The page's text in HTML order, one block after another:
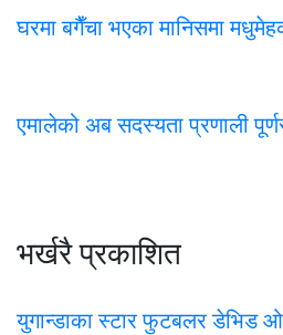
घरमा बगैँचा भएका मानिसमा
एमालेको अब सदस्यता प्रणाली
भर्खरै प्रकाशित
युगान्डाका स्टार फुटबलर डेभिड